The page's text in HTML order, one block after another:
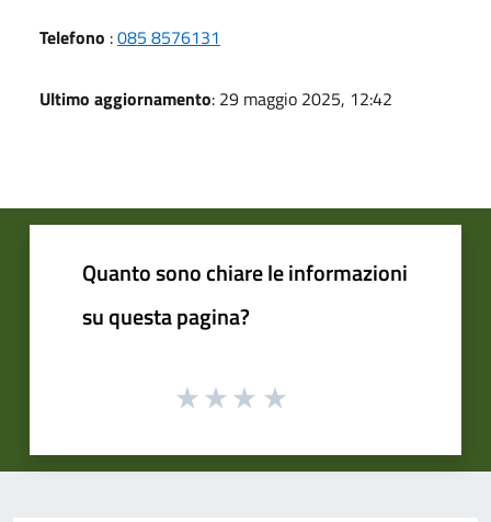
Telefono :085 8576131
Ultimo aggiornamento: 29 maggio 2025, 12:42
Quanto sono chiare le informazioni
su questa pagina?